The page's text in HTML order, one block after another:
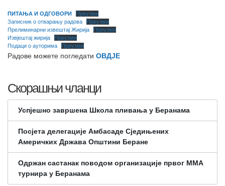
ПИТАЊА И ОДГОВОРИ
Преузми
Записник о отварању радова
Преузми
Прелиминарни извештај Жирија
Преузми
Извјештај жирија
Преузми
Подаци о ауторима
Преузми
Радове можете погледати ОВДЈЕ
Скорашњи чланци
Успјешно завршена Школа пливања у Беранама
Посјета делегације Амбасаде Сједињених
Америчких Држава Општини Беране
Одржан састанак поводом организације првог ММА
турнира у Беранама